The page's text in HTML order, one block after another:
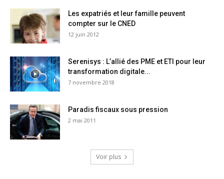
Les expatriés et leur famille peuvent
compter sur le CNED
12 juin 2012
Serenisys : L’allié des PME et ETI pour leur
transformation digitale...
7 novembre 2018
Paradis fiscaux sous pression
2 mai 2011
Voir plus